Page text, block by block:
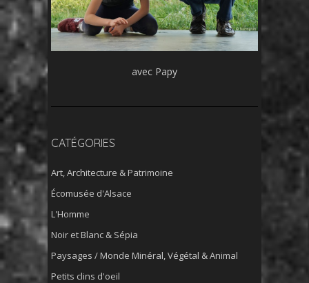
avec Papy
CATÉGORIES
Art, Architecture & Patrimoine
Écomusée d'Alsace
L'Homme
Noir et Blanc & Sépia
Paysages / Monde Minéral, Végétal & Animal
Petits clins d'oeil